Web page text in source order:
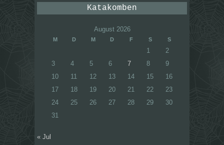
Katakomben
August 2026
M D M D F S S
1
2
3
4 5 6 7 8
9
10
11 12 13 14 15
16
17
18 19 20 21 22
23
24
25 26 27 28 29
30
31
« Jul